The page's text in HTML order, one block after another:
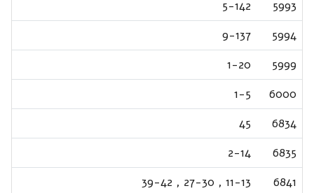
5993
5-142
5994
9-137
5999
1-20
6000
1-5
6834
45
6835
2-14
6841
11-13
,
27-30
,
39-42